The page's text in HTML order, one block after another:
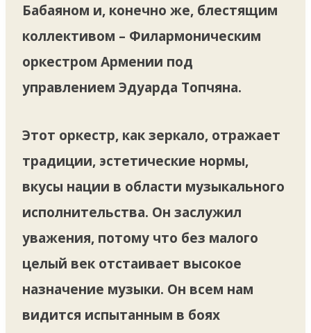
Бабаяном и, конечно же, блестящим
коллективом – Филармоническим
оркестром Армении под
управлением Эдуарда Топчяна.
Этот оркестр, как зеркало, отражает
традиции, эстетические нормы,
вкусы нации в области музыкального
исполнительства. Он заслужил
уважения, потому что без малого
целый век отстаивает высокое
назначение музыки. Он всем нам
видится испытанным в боях